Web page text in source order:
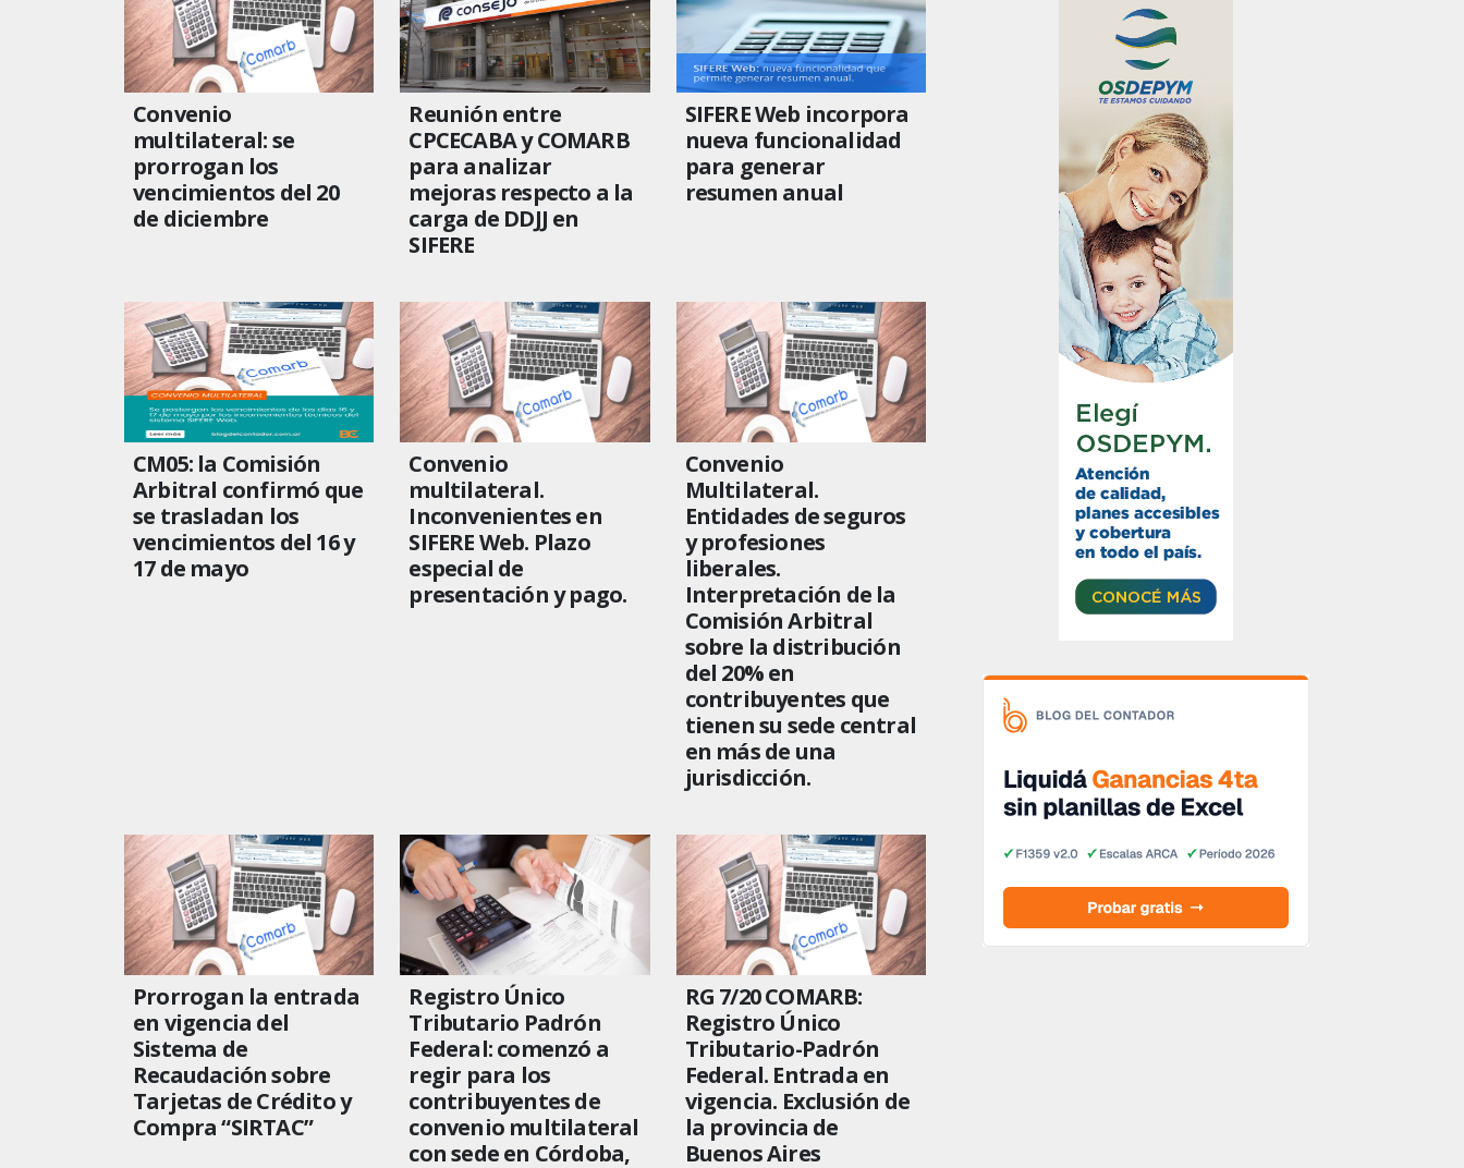
Convenio
multilateral: se
prorrogan los
vencimientos del 20
de diciembre
Reunión entre
CPCECABA y COMARB
para analizar
mejoras respecto a la
carga de DDJJ en
SIFERE
SIFERE Web incorpora
nueva funcionalidad
para generar
resumen anual
CM05: la Comisión
Arbitral confirmó que
se trasladan los
vencimientos del 16 y
17 de mayo
Convenio
multilateral.
Inconvenientes en
SIFERE Web. Plazo
especial de
presentación y pago.
Convenio
Multilateral.
Entidades de seguros
y profesiones
liberales.
Interpretación de la
Comisión Arbitral
sobre la distribución
del 20% en
contribuyentes que
tienen su sede central
en más de una
jurisdicción.
Prorrogan la entrada
en vigencia del
Sistema de
Recaudación sobre
Tarjetas de Crédito y
Compra “SIRTAC”
Registro Único
Tributario Padrón
Federal: comenzó a
regir para los
contribuyentes de
convenio multilateral
con sede en Córdoba,
RG 7/20 COMARB:
Registro Único
Tributario-Padrón
Federal. Entrada en
vigencia. Exclusión de
la provincia de
Buenos Aires